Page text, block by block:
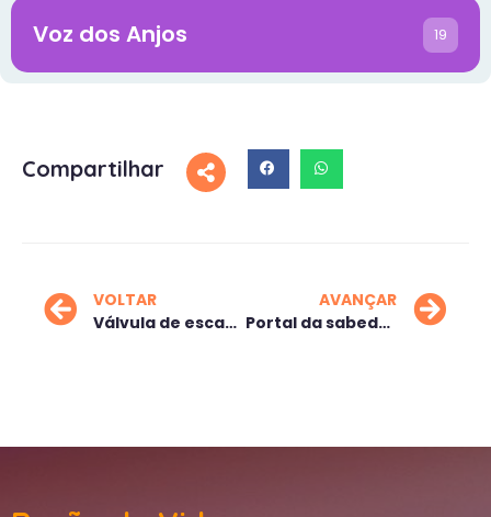
Voz dos Anjos 19
Compartilhar
VOLTAR
Válvula de escape
AVANÇAR
Portal da sabedoria